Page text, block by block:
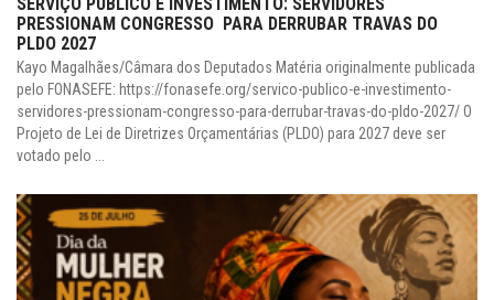
SERVIÇO PÚBLICO É INVESTIMENTO: SERVIDORES
PRESSIONAM CONGRESSO PARA DERRUBAR TRAVAS DO
PLDO 2027
Kayo Magalhães/Câmara dos Deputados Matéria originalmente publicada
pelo FONASEFE: https://fonasefe.org/servico-publico-e-investimento-
servidores-pressionam-congresso-para-derrubar-travas-do-pldo-2027/ O
Projeto de Lei de Diretrizes Orçamentárias (PLDO) para 2027 deve ser
votado pelo ...